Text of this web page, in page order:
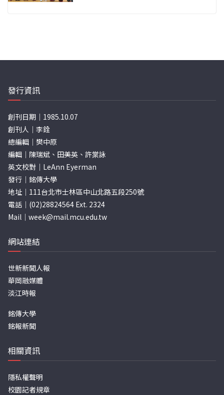
發行資訊
創刊日期｜1985.10.07
創刊人｜李銓
總編輯｜樊中原
編輯｜陳瑞斌、田美英、許棠詠
英文校對｜LeAnn Eyerman
發行｜銘傳大學
地址｜111台北市士林區中山北路五段250號
電話｜(02)28824564 Ext. 2324
Mail｜ week@mail.mcu.edu.tw
網站連結
世新新聞人報
華岡融媒體
淡江時報
銘傳大學
銘報新聞
相關資訊
隱私權聲明
校園記者規章